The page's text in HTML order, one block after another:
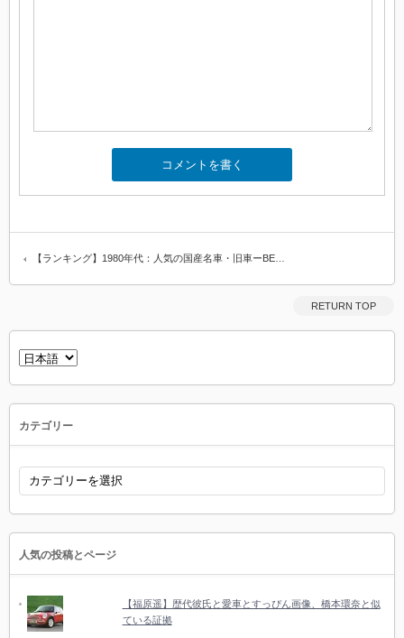
【ランキング】1980年代：人気の国産名車・旧車ーBE…
RETURN TOP
言
語
カテゴリー
カ
ゴ
リ
人気の投稿とページ
【福原遥】歴代彼氏と愛車とすっぴん画像、橋本環奈と似
ている証拠